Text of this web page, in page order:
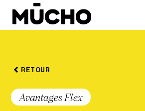
RETOUR
Avantages Flex